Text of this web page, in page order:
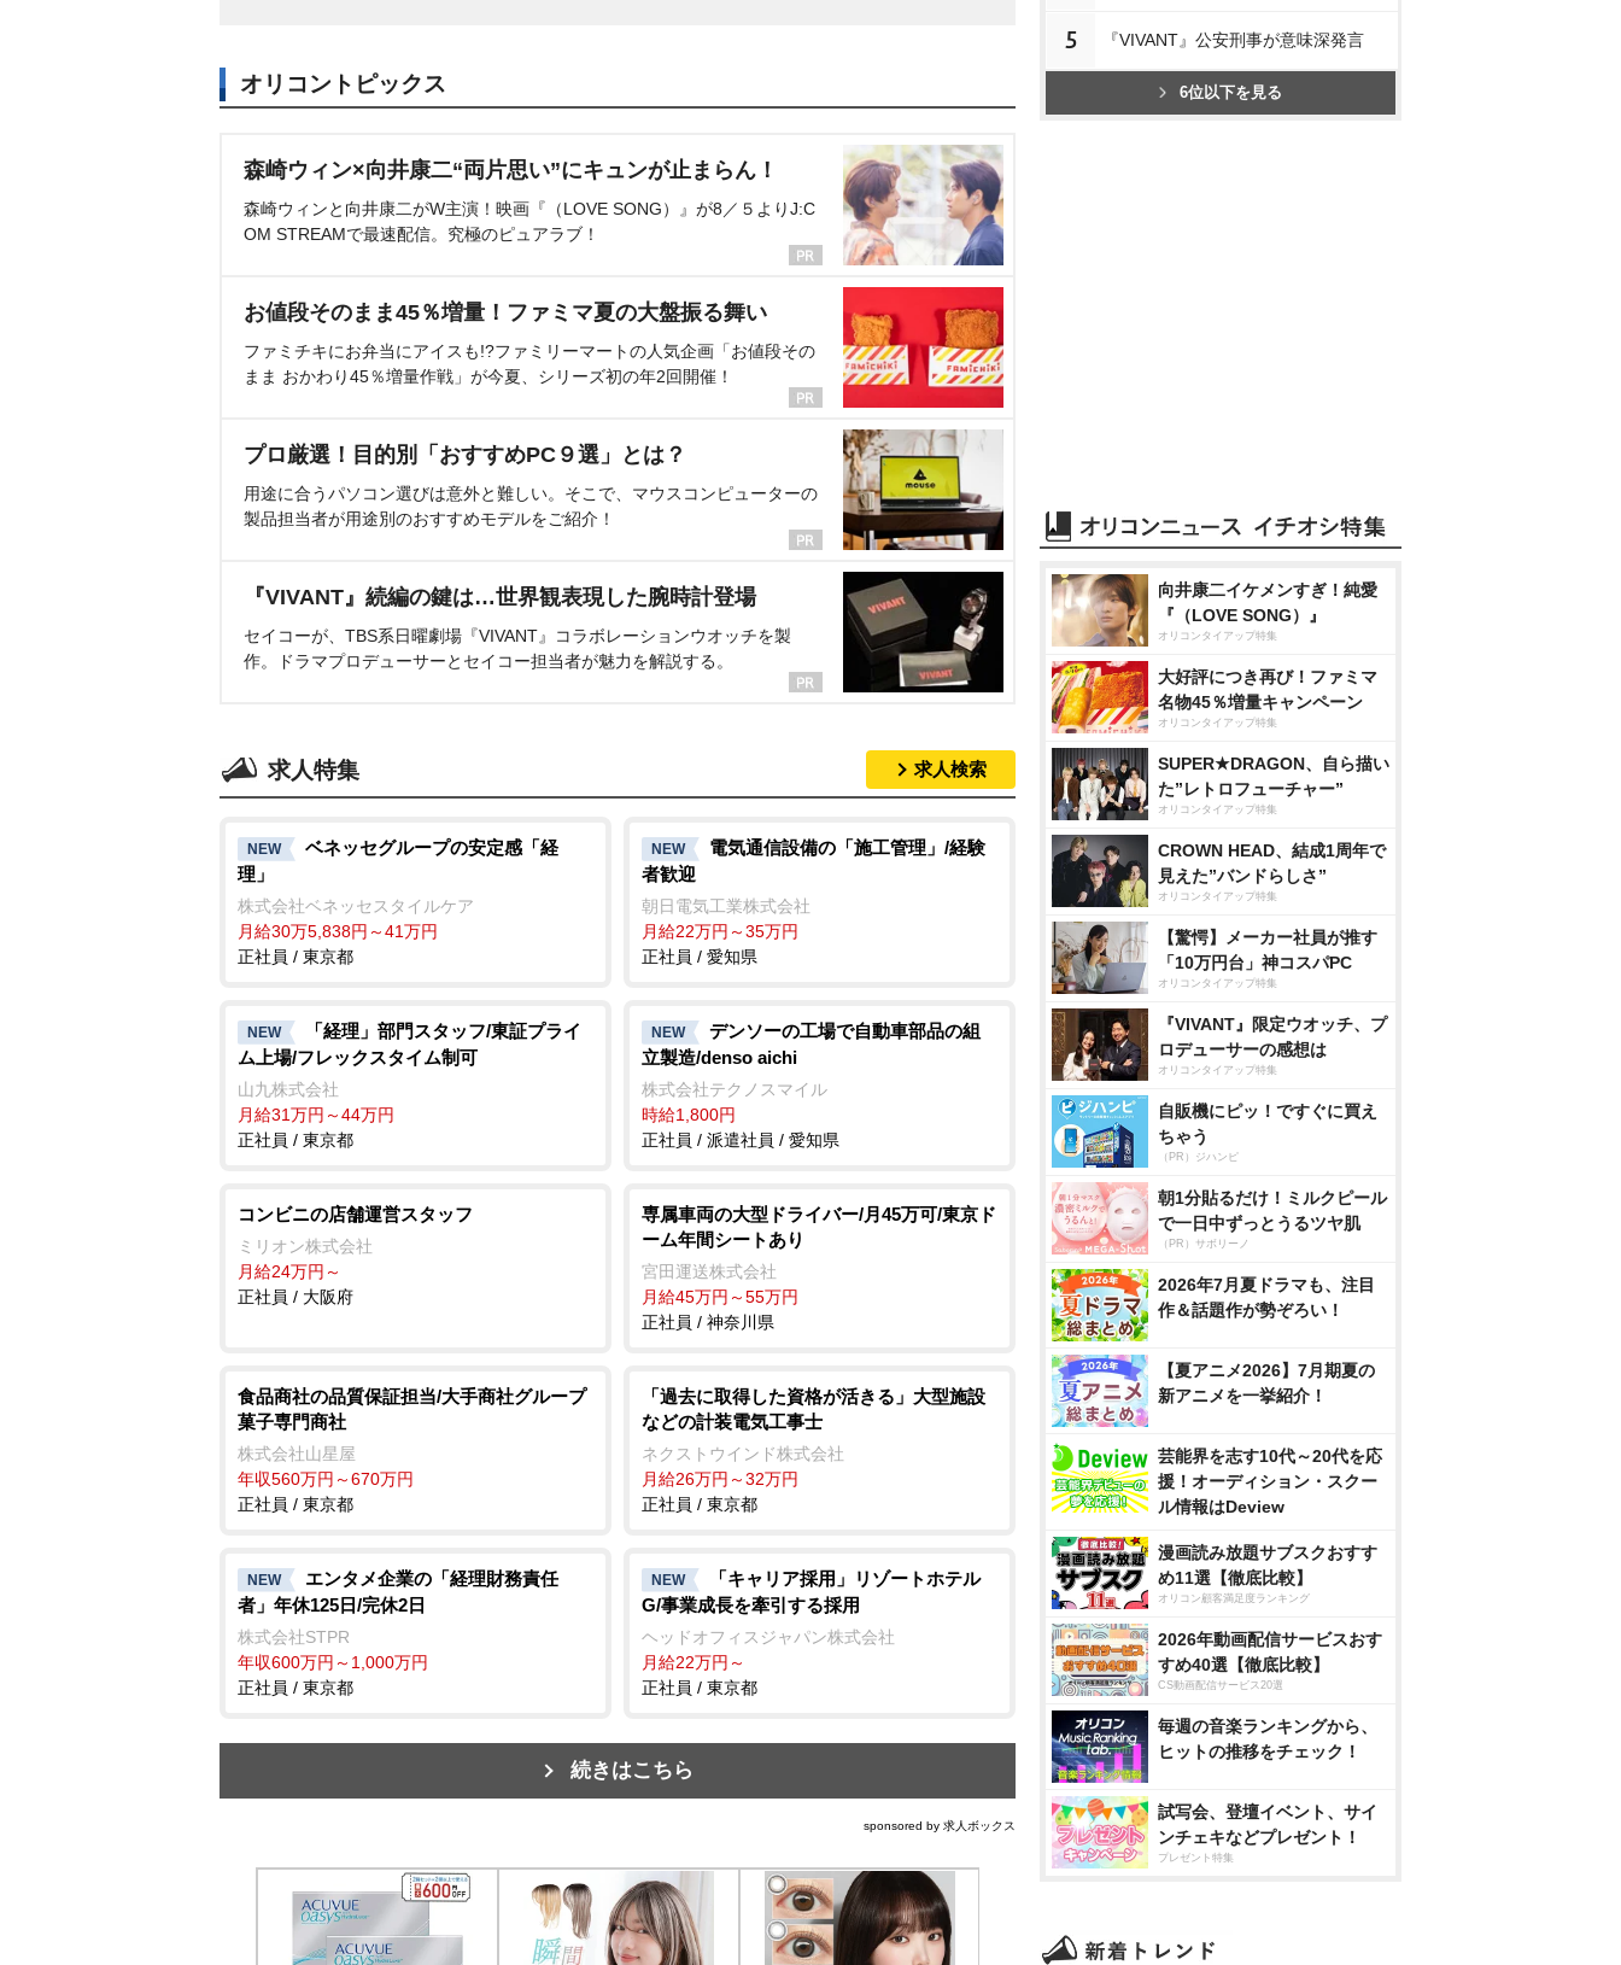
オリコントピックス
森崎ウィン×向井康二“両片思い”にキュンが止まらん！
森崎ウィンと向井康二がW主演！映画『（LOVE SONG）』が8／５よりJ:C
OM STREAMで最速配信。究極のピュアラブ！
お値段そのまま45％増量！ファミマ夏の大盤振る舞い
ファミチキにお弁当にアイスも!?ファミリーマートの人気企画「お値段その
まま おかわり45％増量作戦」が今夏、シリーズ初の年2回開催！
プロ厳選！目的別「おすすめPC９選」とは？
用途に合うパソコン選びは意外と難しい。そこで、マウスコンピューターの
製品担当者が用途別のおすすめモデルをご紹介！
『VIVANT』続編の鍵は…世界観表現した腕時計登場
セイコーが、TBS系日曜劇場『VIVANT』コラボレーションウオッチを製
作。ドラマプロデューサーとセイコー担当者が魅力を解説する。
求人特集 求人検索
NEW
ベネッセグループの安定感「経
理」
株式会社ベネッセスタイルケア
月給30万5,838円～41万円
正社員 / 東京都
NEW
電気通信設備の「施工管理」/経験
者歓迎
朝日電気工業株式会社
月給22万円～35万円
正社員 / 愛知県
NEW
「経理」部門スタッフ/東証プライ
ム上場/フレックスタイム制可
山九株式会社
月給31万円～44万円
正社員 / 東京都
NEW
デンソーの工場で自動車部品の組
立製造/denso aichi
株式会社テクノスマイル
時給1,800円
正社員 / 派遣社員 / 愛知県
コンビニの店舗運営スタッフ
ミリオン株式会社
月給24万円～
正社員 / 大阪府
専属車両の大型ドライバー/月45万可/東京ド
ーム年間シートあり
宮田運送株式会社
月給45万円～55万円
正社員 / 神奈川県
食品商社の品質保証担当/大手商社グループ
菓子専門商社
株式会社山星屋
年収560万円～670万円
正社員 / 東京都
「過去に取得した資格が活きる」大型施設
などの計装電気工事士
ネクストウインド株式会社
月給26万円～32万円
正社員 / 東京都
NEW
エンタメ企業の「経理財務責任
者」年休125日/完休2日
株式会社STPR
年収600万円～1,000万円
正社員 / 東京都
NEW
「キャリア採用」リゾートホテル
G/事業成長を牽引する採用
ヘッドオフィスジャパン株式会社
月給22万円～
正社員 / 東京都
続きはこちら
sponsored by 求人ボックス
5 『VIVANT』公安刑事が意味深発言
6位以下を見る
向井康二イケメンすぎ！純愛
『（LOVE SONG）』
オリコンタイアップ特集
大好評につき再び！ファミマ
名物45％増量キャンペーン
オリコンタイアップ特集
SUPER★DRAGON、自ら描い
た”レトロフューチャー”
オリコンタイアップ特集
CROWN HEAD、結成1周年で
見えた”バンドらしさ”
オリコンタイアップ特集
【驚愕】メーカー社員が推す
「10万円台」神コスパPC
オリコンタイアップ特集
『VIVANT』限定ウオッチ、プ
ロデューサーの感想は
オリコンタイアップ特集
自販機にピッ！ですぐに買え
ちゃう
（PR）ジハンピ
朝1分貼るだけ！ミルクピール
で一日中ずっとうるツヤ肌
（PR）サボリーノ
2026年7月夏ドラマも、注目
作＆話題作が勢ぞろい！
【夏アニメ2026】7月期夏の
新アニメを一挙紹介！
芸能界を志す10代～20代を応
援！オーディション・スクー
ル情報はDeview
漫画読み放題サブスクおすす
め11選【徹底比較】
オリコン顧客満足度ランキング
2026年動画配信サービスおす
すめ40選【徹底比較】
CS動画配信サービス20選
毎週の音楽ランキングから、
ヒットの推移をチェック！
試写会、登壇イベント、サイ
ンチェキなどプレゼント！
プレゼント特集